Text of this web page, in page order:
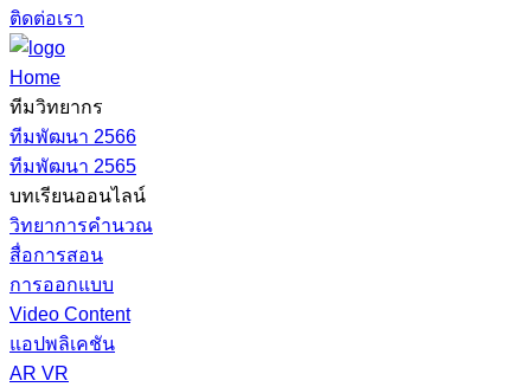
ติดต่อเรา
Home
ทีมวิทยากร
ทีมพัฒนา 2566
ทีมพัฒนา 2565
บทเรียนออนไลน์
วิทยาการคำนวณ
สื่อการสอน
การออกแบบ
Video Content
แอปพลิเคชัน
AR VR